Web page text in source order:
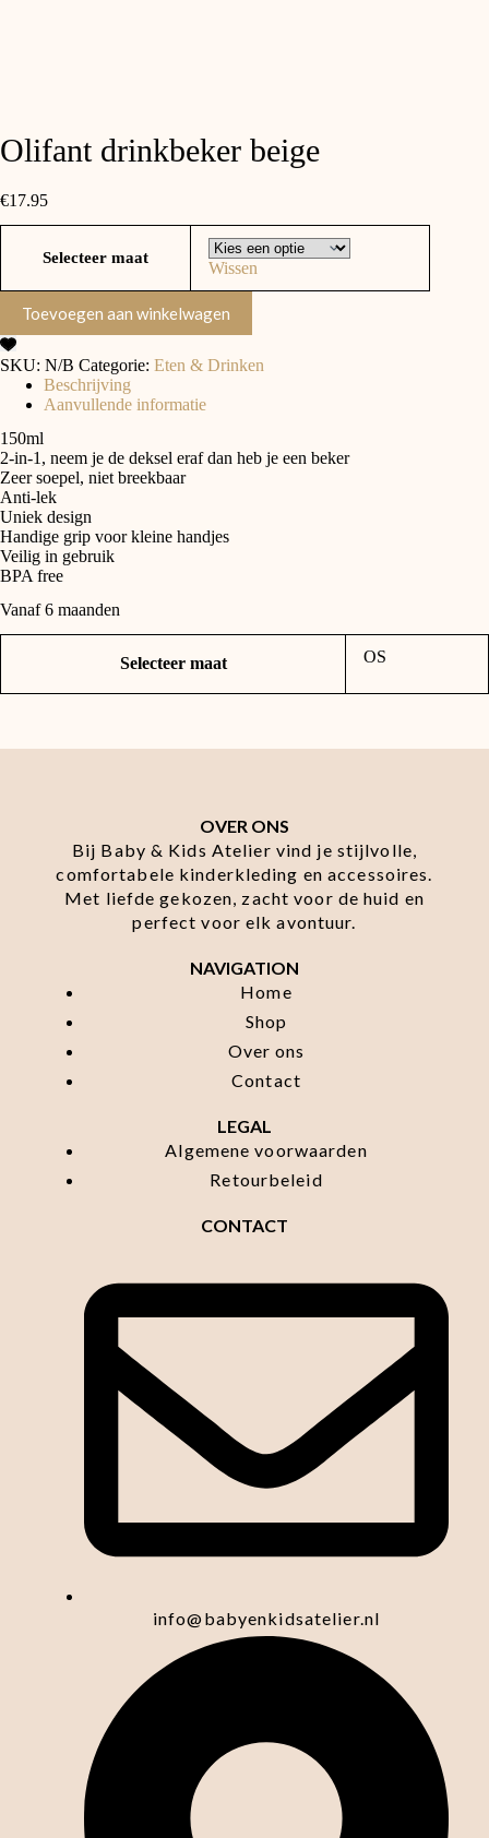
Olifant drinkbeker beige
€17.95
Selecteer maat
Wissen
Toevoegen aan winkelwagen
SKU: N/B Categorie: Eten & Drinken
Beschrijving
Aanvullende informatie
150ml
2-in-1, neem je de deksel eraf dan heb je een beker
Zeer soepel, niet breekbaar
Anti-lek
Uniek design
Handige grip voor kleine handjes
Veilig in gebruik
BPA free
Vanaf 6 maanden
Selecteer maat OS
OVER ONS
Bij Baby & Kids Atelier vind je stijlvolle,
comfortabele kinderkleding en accessoires.
Met liefde gekozen, zacht voor de huid en
perfect voor elk avontuur.
NAVIGATION
Home
Shop
Over ons
Contact
LEGAL
Algemene voorwaarden
Retourbeleid
CONTACT
info@babyenkidsatelier.nl